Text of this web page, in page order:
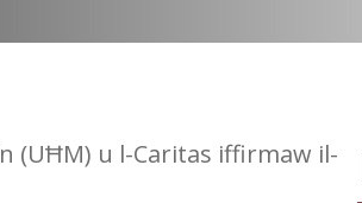
(UĦM) u l-Caritas iffirmaw il-